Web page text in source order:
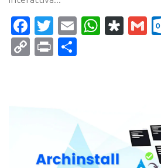
Facebook
Twitter
Email
CopyPrint